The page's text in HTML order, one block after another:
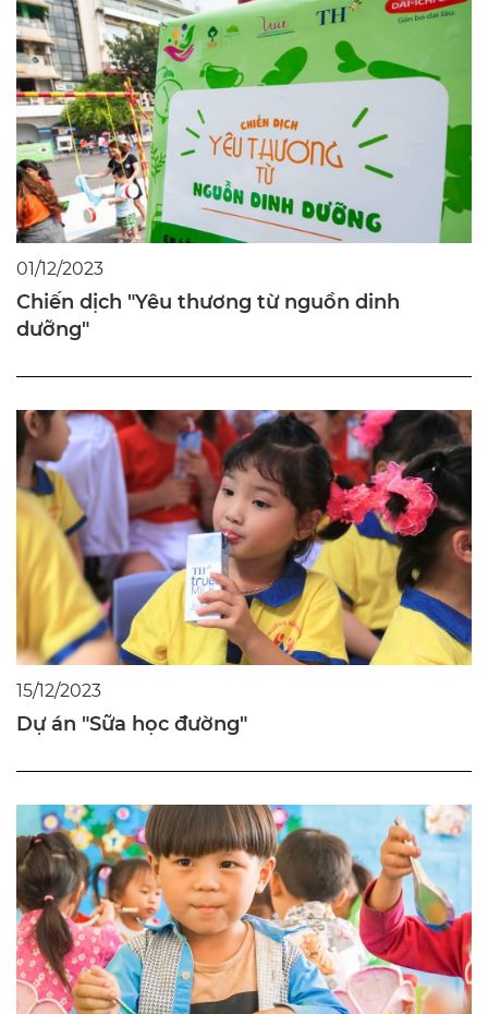
01/12/2023
Chiến dịch "Yêu thương từ nguồn dinh
dưỡng"
15/12/2023
Dự án "Sữa học đường"